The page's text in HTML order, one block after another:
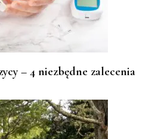
– 4 niezbędne zalecenia